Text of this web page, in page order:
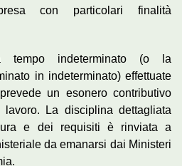
con particolari finalità
indeterminato (o la
in indeterminato) effettuate
un esonero contributivo
La disciplina dettagliata
e dei requisiti è rinviata a
da emanarsi dai Ministeri